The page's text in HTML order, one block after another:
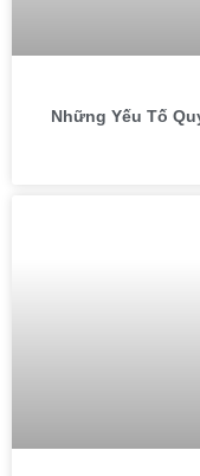
Những Yếu Tố